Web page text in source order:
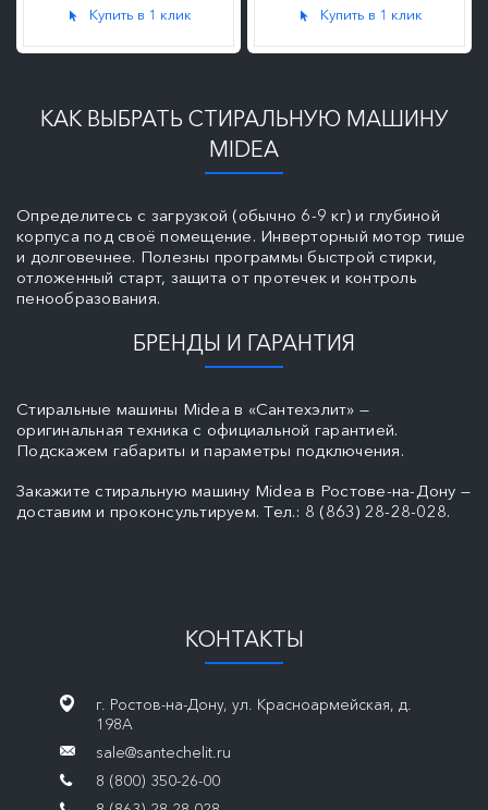
Купить в 1 клик Купить в 1 клик
КАК ВЫБРАТЬ СТИРАЛЬНУЮ МАШИНУ
MIDEA
Определитесь с загрузкой (обычно 6-9 кг) и глубиной
корпуса под своё помещение. Инверторный мотор тише
и долговечнее. Полезны программы быстрой стирки,
отложенный старт, защита от протечек и контроль
пенообразования.
БРЕНДЫ И ГАРАНТИЯ
Стиральные машины Midea в «Сантехэлит» —
оригинальная техника с официальной гарантией.
Подскажем габариты и параметры подключения.
Закажите стиральную машину Midea в Ростове-на-Дону —
доставим и проконсультируем. Тел.: 8 (863) 28-28-028.
КОНТАКТЫ
г. Ростов-на-Дону, ул. Красноармейская, д.
198А
sale@santechelit.ru
8 (800) 350-26-00